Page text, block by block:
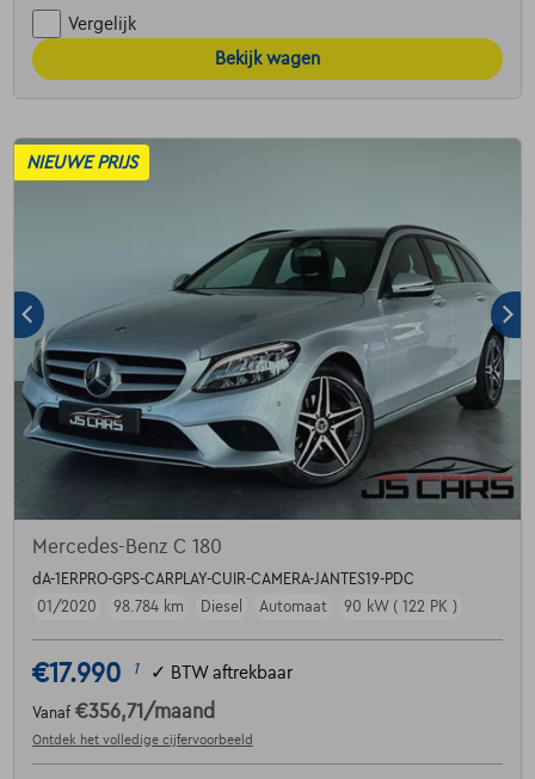
Vergelijk
Bekijk wagen
NIEUWE PRIJS
Mercedes-Benz C 180
dA-1ERPRO-GPS-CARPLAY-CUIR-CAMERA-JANTES19-PDC
01/2020
98.784 km Diesel Automaat 90 kW ( 122 PK )
€17.990 1 ✓ BTW aftrekbaar
Vanaf €356,71 /maand
Ontdek het volledige cijfervoorbeeld